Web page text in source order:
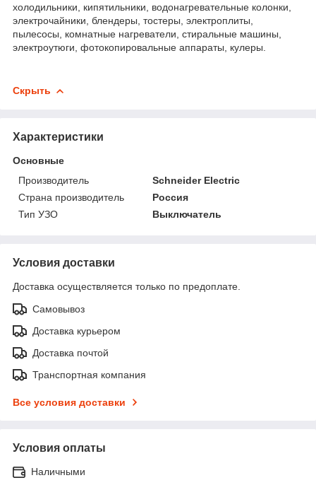
холодильники, кипятильники, водонагревательные колонки,
электрочайники, блендеры, тостеры, электроплиты,
пылесосы, комнатные нагреватели, стиральные машины,
электроутюги, фотокопировальные аппараты, кулеры.
Скрыть
Характеристики
Основные
Производитель
Schneider Electric
Страна производитель
Россия
Тип УЗО
Выключатель
Условия доставки
Доставка осуществляется только по предоплате.
Самовывоз
Доставка курьером
Доставка почтой
Транспортная компания
Все условия доставки
Условия оплаты
Наличными